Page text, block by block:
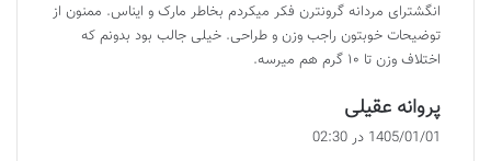
انگشترای مردانه گرونترن فکر میکردم بخاطر مارک و ایناس. ممنون از
توضیحات خوبتون راجب وزن و طراحی. خیلی جالب بود بدونم که
اختلاف وزن تا ۱۰ گرم هم میرسه.
پروانه عقیلی
ف
1405/01/01 در 02:30